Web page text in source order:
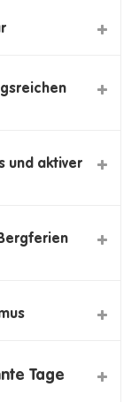
und aktiver
Tage